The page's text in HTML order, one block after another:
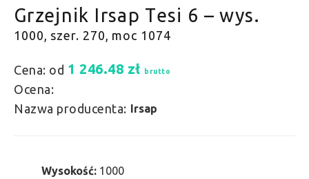
Grzejnik Irsap Tesi 6 – wys.
1000, szer. 270, moc 1074
Cena: od 1 246.48 zł brutto
Ocena:
Nazwa producenta: Irsap
Wysokość: 1000